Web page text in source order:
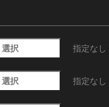
選択 指定なし
選択 指定なし